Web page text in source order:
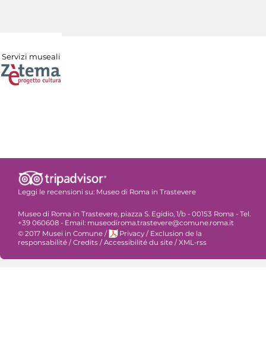
Servizi museali
Leggi le recensioni su: Museo di Roma in Trastevere
Museo di Roma in Trastevere, piazza S. Egidio, 1/b - 00153 Roma - Tel.
+39 060608 - Email: museodiroma.trastevere@comune.roma.it
© 2017 Musei in Comune / Privacy / Exclusion de la
responsabilité /Credits /Accessibilité du site /XML-rss